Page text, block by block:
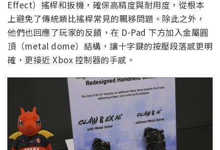
Effect）搖桿和扳機，確保高精度與耐用度，從根本
上避免了傳統類比搖桿常見的飄移問題。除此之外，
他們也回應了玩家的反饋，在 D-Pad 下方加入金屬圓
頂（metal dome）結構，讓十字鍵的按壓段落感更明
確，更接近 Xbox 控制器的手感。